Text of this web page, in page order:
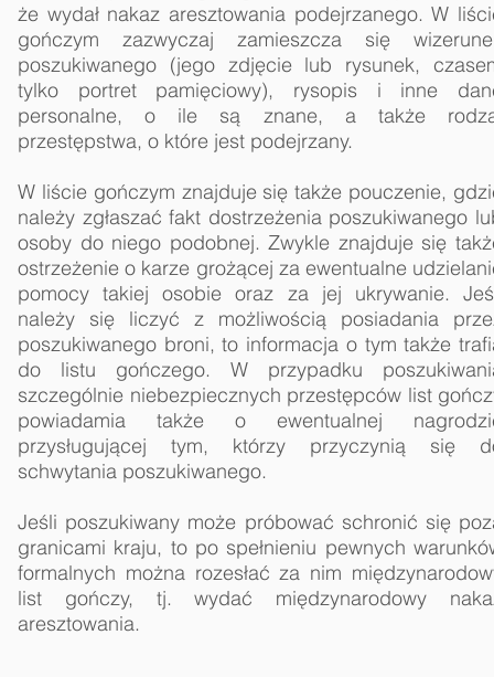
że wydał nakaz aresztowania podejrzanego. W
gończym zazwyczaj zamieszcza się
poszukiwanego (jego zdjęcie lub rysunek,
tylko portret pamięciowy), rysopis i inne
personalne, o ile są znane, a także
przestępstwa, o które jest podejrzany.
W liście gończym znajduje się także pouczenie,
należy zgłaszać fakt dostrzeżenia poszukiwanego
osoby do niego podobnej. Zwykle znajduje się
ostrzeżenie o karze grożącej za ewentualne
pomocy takiej osobie oraz za jej ukrywanie.
należy się liczyć z możliwością posiadania
poszukiwanego broni, to informacja o tym także
do listu gończego. W przypadku
szczególnie niebezpiecznych przestępców list
powiadamia także o ewentualnej
przysługującej tym, którzy przyczynią się
schwytania poszukiwanego.
Jeśli poszukiwany może próbować schronić się
granicami kraju, to po spełnieniu pewnych
formalnych można rozesłać za nim
list gończy, tj. wydać międzynarodowy
aresztowania.